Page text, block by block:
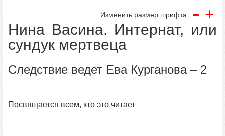
Изменить размер шрифта - +
Нина Васина. Интернат, или
сундук мертвеца
Следствие ведет Ева Курганова – 2
Посвящается всем, кто это читает